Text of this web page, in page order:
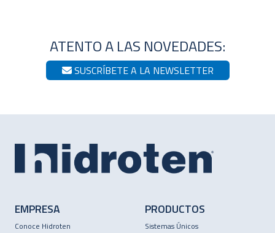
ATENTO A LAS NOVEDADES:
SUSCRÍBETE A LA NEWSLETTER
EMPRESA
Conoce Hidroten
PRODUCTOS
Sistemas Únicos